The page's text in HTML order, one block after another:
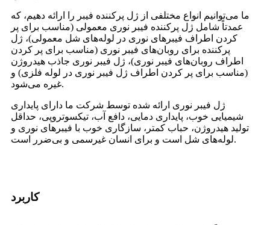
ما می‌توانیم انواع مختلفی از ژل پرکننده فیبر را ارائه دهیم، که
عمدتاً شامل ژل پرکننده فیبر نوری معمولی (مناسب برای پر
کردن اطراف فیبرهای نوری در لوله‌های شل معمولی)، ژل
پرکننده برای روبان‌های فیبر نوری (مناسب برای پر کردن
اطراف روبان‌های فیبر نوری)، ژل فیبر نوری جاذب هیدروژن
(مناسب برای پر کردن اطراف ژل فیبر نوری در لوله فلزی) و
غیره می‌شود.
ژل فیبر نوری ارائه شده توسط شرکت ما دارای پایداری
شیمیایی خوب، پایداری دمایی، دافع آب، تیکسوتروپی، حداقل
تولید هیدروژن، حباب کمتر، سازگاری خوب با فیبرهای نوری و
لوله‌های شل است و برای انسان غیرسمی و بی‌ضرر است.
کاربرد